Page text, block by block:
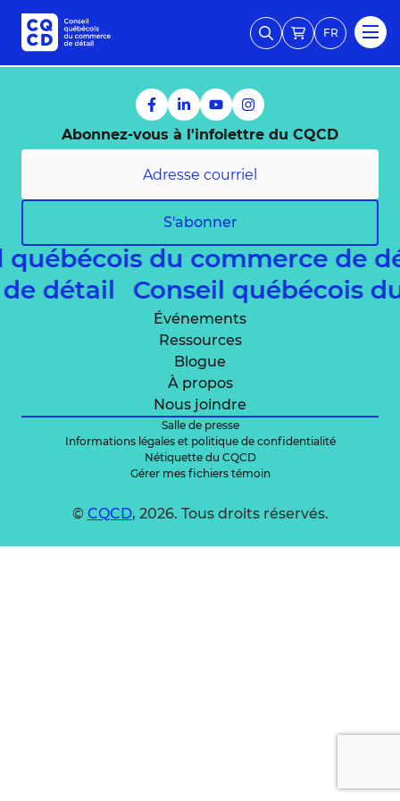
FR
Abonnez-vous à l'infolettre du CQCD
S'abonner
québécois du commerce de
détail
Conseil québécois
Événements
Ressources
Blogue
À propos
Nous joindre
Salle de presse
Informations légales et politique de confidentialité
Nétiquette du CQCD
Gérer mes fichiers témoin
© CQCD, 2026. Tous droits réservés.